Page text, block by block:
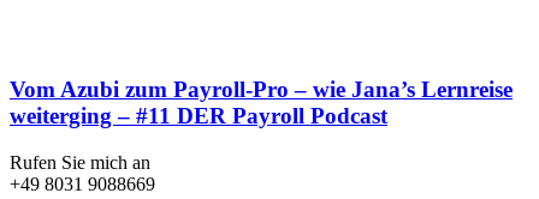
Vom Azubi zum Payroll-Pro – wie Jana’s Lernreise
weiterging – #11 DER Payroll Podcast
Rufen Sie mich an
+49 8031 9088669